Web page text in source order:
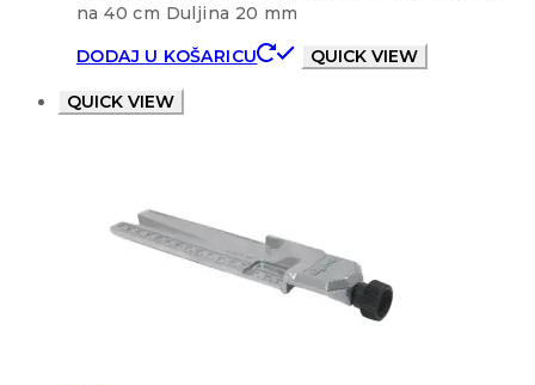
na 40 cm Duljina 20 mm
DODAJ U KOŠARICU
QUICK VIEW
QUICK VIEW